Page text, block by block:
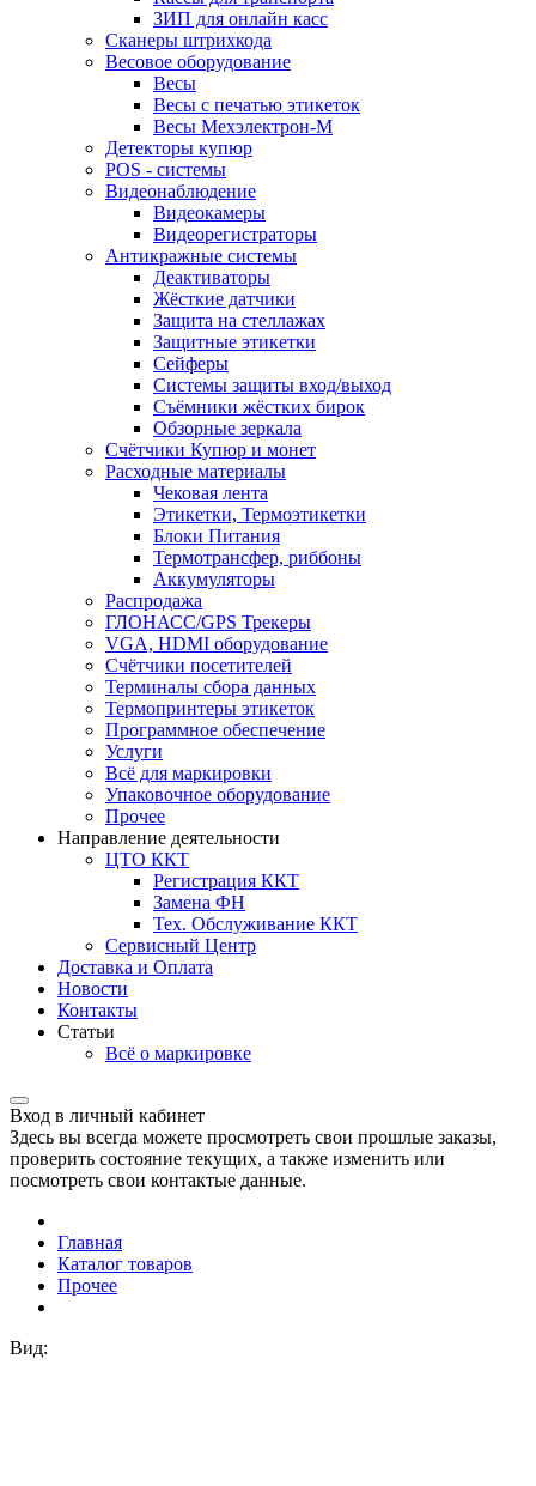
ЗИП для онлайн касс
Сканеры штрихкода
Весовое оборудование
Весы
Весы с печатью этикеток
Весы Мехэлектрон-М
Детекторы купюр
POS - системы
Видеонаблюдение
Видеокамеры
Видеорегистраторы
Антикражные системы
Деактиваторы
Жёсткие датчики
Защита на стеллажах
Защитные этикетки
Сейферы
Системы защиты вход/выход
Съёмники жёстких бирок
Обзорные зеркала
Счётчики Купюр и монет
Расходные материалы
Чековая лента
Этикетки, Термоэтикетки
Блоки Питания
Термотрансфер, риббоны
Аккумуляторы
Распродажа
ГЛОНАСС/GPS Трекеры
VGA, HDMI оборудование
Счётчики посетителей
Терминалы сбора данных
Термопринтеры этикеток
Программное обеспечение
Услуги
Всё для маркировки
Упаковочное оборудование
Прочее
Направление деятельности
ЦТО ККТ
Регистрация ККТ
Замена ФН
Тех. Обслуживание ККТ
Сервисный Центр
Доставка и Оплата
Новости
Контакты
Статьи
Всё о маркировке
Вход в личный кабинет
Здесь вы всегда можете просмотреть свои прошлые заказы,
проверить состояние текущих, а также изменить или
посмотреть свои контактые данные.
Главная
Каталог товаров
Прочее
Вид: